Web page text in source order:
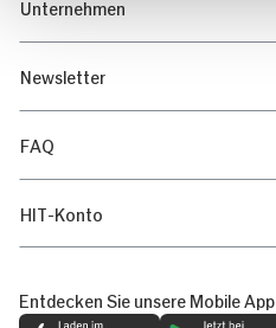
Unternehmen
Newsletter
FAQ
HIT-Konto
Entdecken Sie unsere Mobile App